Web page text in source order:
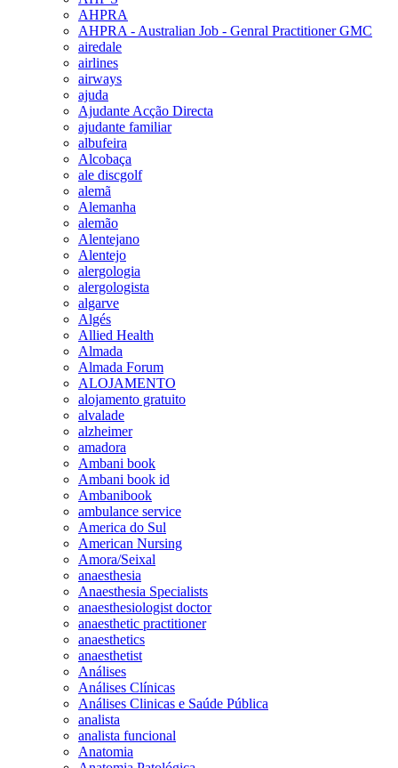
AHPRA
AHPRA - Australian Job - Genral Practitioner GMC
airedale
airlines
airways
ajuda
Ajudante Acção Directa
ajudante familiar
albufeira
Alcobaça
ale discgolf
alemã
Alemanha
alemão
Alentejano
Alentejo
alergologia
alergologista
algarve
Algés
Allied Health
Almada
Almada Forum
ALOJAMENTO
alojamento gratuito
alvalade
alzheimer
amadora
Ambani book
Ambani book id
Ambanibook
ambulance service
America do Sul
American Nursing
Amora/Seixal
anaesthesia
Anaesthesia Specialists
anaesthesiologist doctor
anaesthetic practitioner
anaesthetics
anaesthetist
Análises
Análises Clínicas
Análises Clinicas e Saúde Pública
analista
analista funcional
Anatomia